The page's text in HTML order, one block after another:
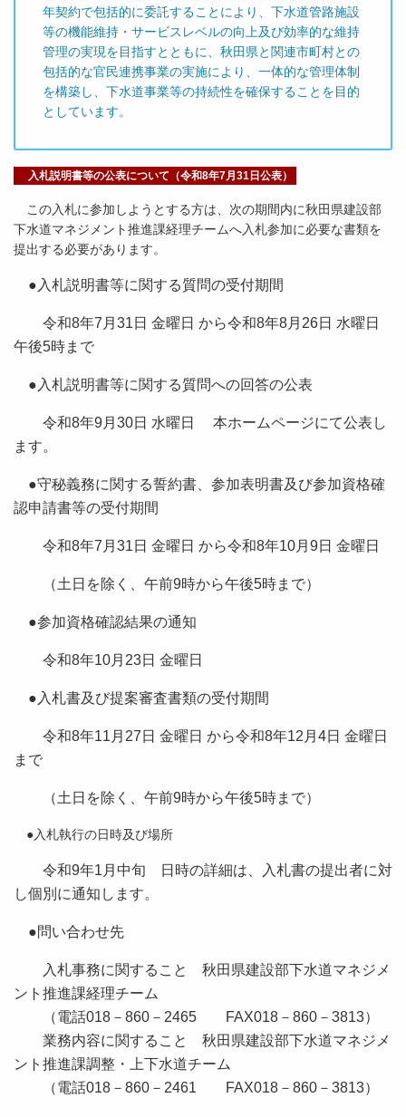
年契約で包括的に委託することにより、下水道管路施設
等の機能維持・サービスレベルの向上及び効率的な維持
管理の実現を目指すとともに、秋田県と関連市町村との
包括的な官民連携事業の実施により、一体的な管理体制
を構築し、下水道事業等の持続性を確保することを目的
としています。
入札説明書等の公表について（令和8年7月31日公表）
この入札に参加しようとする方は、次の期間内に秋田県建設部
下水道マネジメント推進課経理チームへ入札参加に必要な書類を
提出する必要があります。
●入札説明書等に関する質問の受付期間
令和8年7月31日 金曜日 から令和8年8月26日 水曜日
午後5時まで
●入札説明書等に関する質問への回答の公表
令和8年9月30日 水曜日 本ホームページにて公表し
ます。
●守秘義務に関する誓約書、参加表明書及び参加資格確
認申請書等の受付期間
令和8年7月31日 金曜日 から令和8年10月9日 金曜日
（土日を除く、午前9時から午後5時まで）
●参加資格確認結果の通知
令和8年10月23日 金曜日
●入札書及び提案審査書類の受付期間
令和8年11月27日 金曜日 から令和8年12月4日 金曜日
まで
（土日を除く、午前9時から午後5時まで）
●入札執行の日時及び場所
令和9年1月中旬 日時の詳細は、入札書の提出者に対
し個別に通知します。
●問い合わせ先
入札事務に関すること 秋田県建設部下水道マネジメ
ント推進課経理チーム
（電話018－860－2465 FAX018－860－3813）
業務内容に関すること 秋田県建設部下水道マネジメ
ント推進課調整・上下水道チーム
（電話018－860－2461 FAX018－860－3813）